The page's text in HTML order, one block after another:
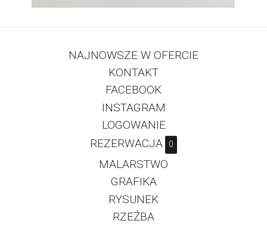
NAJNOWSZE W OFERCIE
KONTAKT
FACEBOOK
INSTAGRAM
LOGOWANIE
REZERWACJA
0
MALARSTWO
GRAFIKA
RYSUNEK
RZEŹBA